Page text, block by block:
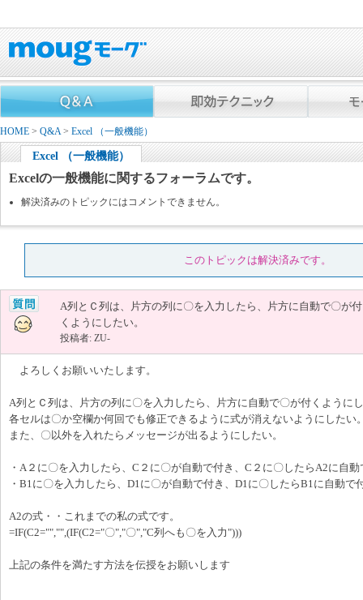
HOME > Q&A> Excel （一般機能）
Excel （一般機能）
Excelの一般機能に関するフォーラムです。
解決済みのトピックにはコメントできません。
このトピックは解決済みです。
A列とＣ列は、片方の列に〇を入力したら、片方に自動で〇が付
くようにしたい。
投稿者: ZU-
よろしくお願いいたします。
A列とＣ列は、片方の列に〇を入力したら、片方に自動で〇が付くように
各セルは〇か空欄か何回でも修正できるように式が消えないようにしたい
また、〇以外を入れたらメッセージが出るようにしたい。
・A２に〇を入力したら、C２に〇が自動で付き、C２に〇したらA2に自動
・B1に〇を入力したら、D1に〇が自動で付き、D1に〇したらB1に自動で
A2の式・・これまでの私の式です。
=IF(C2="","",(IF(C2="〇","〇","C列へも〇を入力")))
上記の条件を満たす方法を伝授をお願いします